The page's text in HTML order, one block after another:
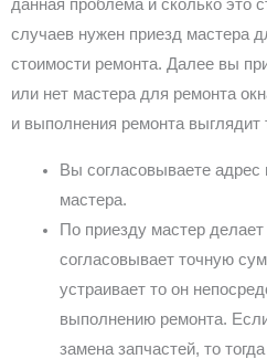
данная проблема и сколько это
случаев нужен приезд мастера
стоимости ремонта. Далее вы
или нет мастера для ремонта
и выполнения ремонта выглядит
Вы согласовываете
мастера.
По приезду мастер делает
согласовывает точную
устраивает то он
выполнению ремонта.
замена запчастей, то